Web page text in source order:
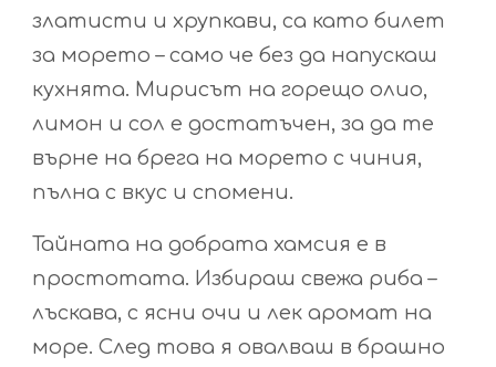
златисти и хрупкави, са като билет
за морето – само че без да напускаш
кухнята. Мирисът на горещо олио,
лимон и сол е достатъчен, за да те
върне на брега на морето с чиния,
пълна с вкус и спомени.
Тайната на добрата хамсия е в
простотата. Избираш свежа риба –
лъскава, с ясни очи и лек аромат на
море. След това я овалваш в брашно